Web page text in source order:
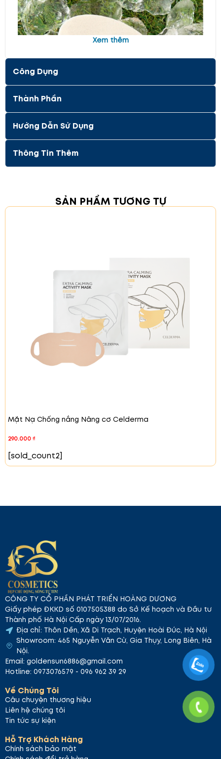
Công Dụng
phần như Niacinamide và Adenosine. Sản
phẩm giúp cải thiện độ sáng và giảm thiểu
các nếp nhăn trên da, da đều màu và săn
chắc hơn.
Niacinamide:
Giúp làm sáng da, cải thiện độ
đều màu và giảm thâm nám.
Adenosine:Cải thiện độ đàn hồi của da, giúp
Chiết xuất lá Fumarate Vulgaris & Chiết xuất
cây Trường Sinh:
dịu da, chống viêm và phục
Officinalis (Ricinus Officinalis).
và bảo vệ da khỏi các tác động của môi
làn da mịn màng.
Xem thêm
Công Dụng
Thành Phần
Hướng Dẫn Sử Dụng
Thông Tin Thêm
SẢN PHẨM TƯƠNG TỰ
Mặt Nạ Chống nắng Nâng cơ Celderma
290.000₫
[sold_count2]
CÔNG TY CỔ PHẦN PHÁT TRIỂN HOÀNG DƯƠNG
Giấy phép ĐKKD số 0107505388 do Sở Kế hoạch và Đầu tư
Thành phố Hà Nội Cấp ngày 13/07/2016.
Địa chỉ: Thôn Dền, Xã Di Trạch, Huyện Hoài Đức, Hà Nội
Showroom: 465 Nguyễn Văn Cừ, Gia Thụy, Long Biên, Hà
Nội.
Email: goldensun6886@gmail.com
Hotline: 0973076579 - 096 962 39 29
Về Chúng Tôi
Câu chuyện thương hiệu
Liên hệ chúng tôi
Tin tức sự kiện
Hỗ Trợ Khách Hàng
Chính sách bảo mật